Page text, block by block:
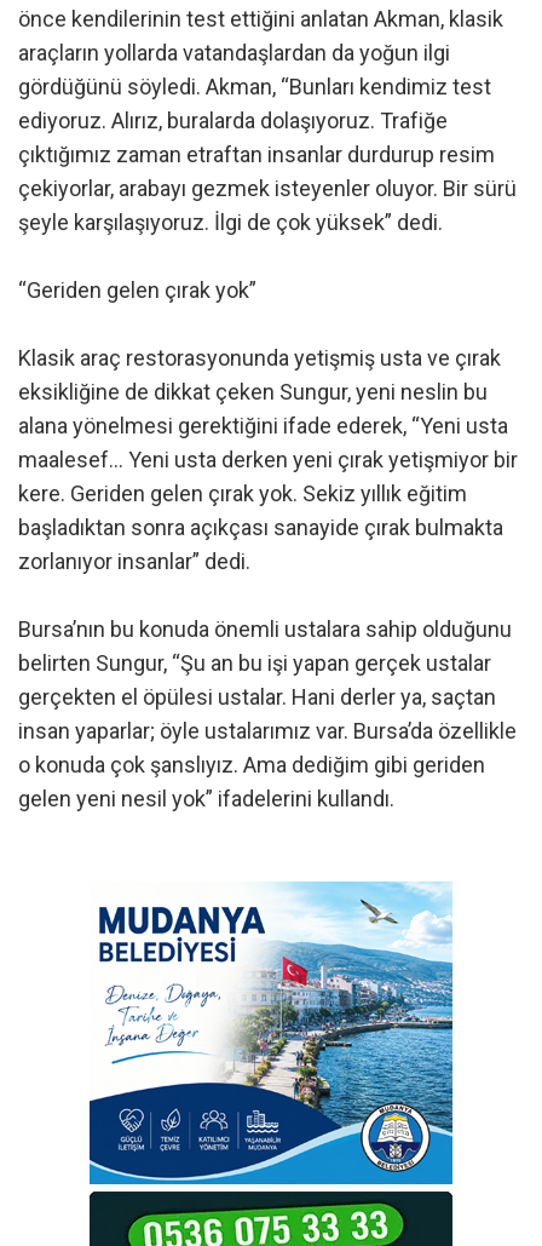
önce kendilerinin test ettiğini anlatan Akman, klasik
araçların yollarda vatandaşlardan da yoğun ilgi
gördüğünü söyledi. Akman, “Bunları kendimiz test
ediyoruz. Alırız, buralarda dolaşıyoruz. Trafiğe
çıktığımız zaman etraftan insanlar durdurup resim
çekiyorlar, arabayı gezmek isteyenler oluyor. Bir sürü
şeyle karşılaşıyoruz. İlgi de çok yüksek” dedi.
“Geriden gelen çırak yok”
Klasik araç restorasyonunda yetişmiş usta ve çırak
eksikliğine de dikkat çeken Sungur, yeni neslin bu
alana yönelmesi gerektiğini ifade ederek, “Yeni usta
maalesef… Yeni usta derken yeni çırak yetişmiyor bir
kere. Geriden gelen çırak yok. Sekiz yıllık eğitim
başladıktan sonra açıkçası sanayide çırak bulmakta
zorlanıyor insanlar” dedi.
Bursa’nın bu konuda önemli ustalara sahip olduğunu
belirten Sungur, “Şu an bu işi yapan gerçek ustalar
gerçekten el öpülesi ustalar. Hani derler ya, saçtan
insan yaparlar; öyle ustalarımız var. Bursa’da özellikle
o konuda çok şanslıyız. Ama dediğim gibi geriden
gelen yeni nesil yok” ifadelerini kullandı.